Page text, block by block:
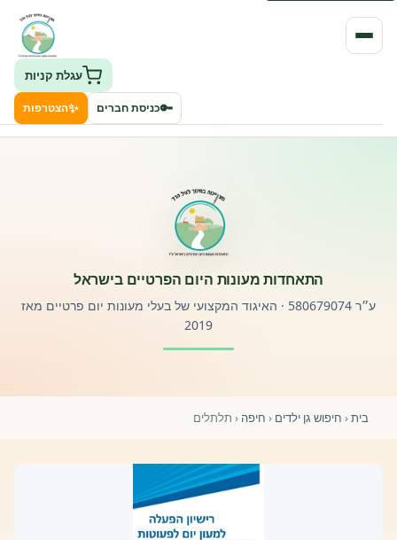
רישוי וחקיקה
פורטל לוח מודעות דרושים עובדים
השתלמויות וקורסים לגננות ולצוותי חינוך | גיל הרך 0-6
עגלת קניות
🔑כניסת חברים ✨הצטרפות
התאחדות מעונות היום הפרטיים בישראל
ע״ר 580679074 · האיגוד המקצועי של בעלי מעונות יום פרטיים מאז
2019
בית‹ חיפוש גן ילדים ‹ חיפה ‹ תלתלים